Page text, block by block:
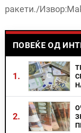
ракети./
ПОВЕЌЕ ОД
1.
2.